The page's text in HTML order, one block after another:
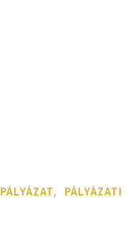
PÁLYÁZAT, PÁLYÁZATI